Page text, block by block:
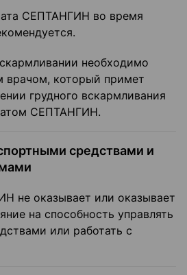
СЕПТАНГИН во время
необходимо
врачом, который примет
грудного вскармливания
СЕПТАНГИН.
средствами и
не оказывает или оказывает
на способность управлять
или работать с